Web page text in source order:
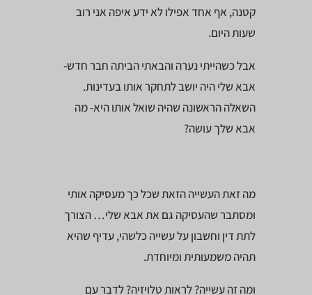
קטנה, אף אחד אפילו לא ידע איפה אני רוב
שעות היום.
אבל כשהייתי נערה והבאתי הביתה חבר חדש-
אבא שלי היה יושב לתחקר אותו בעדינות.
השאלה הראשונה שהיה שואל אותו היא- מה
אבא שלך עושה?
מה זאת העשייה הזאת שכל כך מעסיקה אותי
ומסתבר שהעסיקה גם את אבא שלי… הצורך
לתת דין וחשבון על עשייה כלשהי, עדיף שהיא
תהיה משמעותית ומיוחדת.
ומה זה עשייה? לראות טלויזיה? לדבר עם